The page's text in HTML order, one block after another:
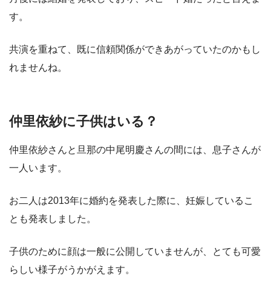
す。
共演を重ねて、既に信頼関係ができあがっていたのかもし
れませんね。
仲里依紗に子供はいる？
仲里依紗さんと旦那の中尾明慶さんの間には、息子さんが
一人います。
お二人は2013年に婚約を発表した際に、妊娠しているこ
とも発表しました。
子供のために顔は一般に公開していませんが、とても可愛
らしい様子がうかがえます。